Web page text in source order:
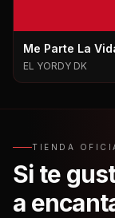
Me Parte La
EL YORDY DK
TIENDA
Si te
a